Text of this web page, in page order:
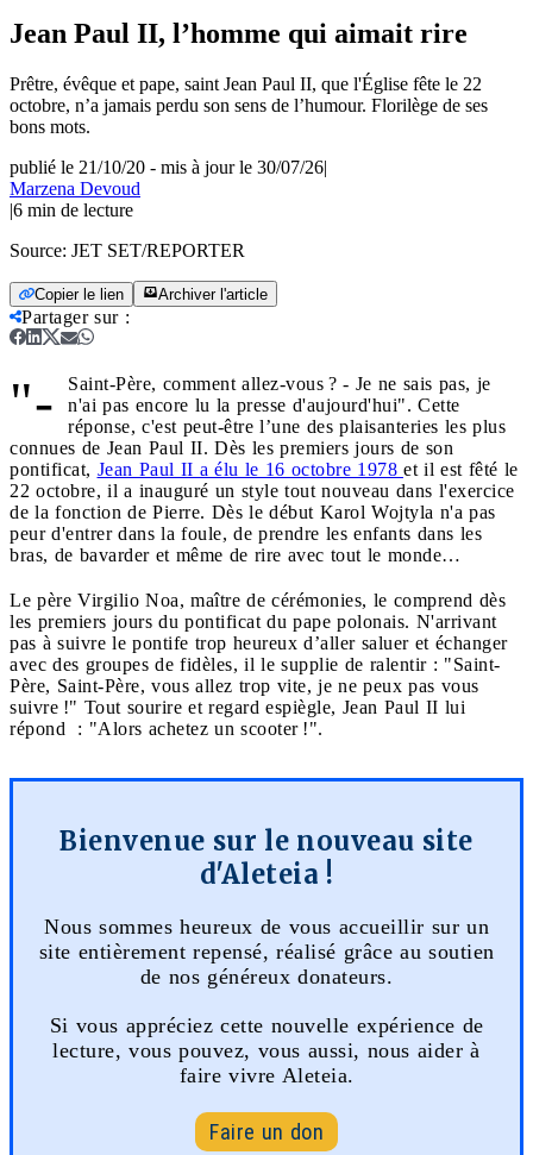
Jean Paul II, l’homme qui aimait rire
Prêtre, évêque et pape, saint Jean Paul II, que l'Église fête le 22
octobre, n’a jamais perdu son sens de l’humour. Florilège de ses
bons mots.
publié le 21/10/20 - mis à jour le 30/07/26|
Marzena Devoud
|6 min de lecture
Source: JET SET/REPORTER
Copier le lien Archiver l'article
Partager sur:
"- Saint-Père, comment allez-vous ? - Je ne sais pas, je
n'ai pas encore lu la presse d'aujourd'hui". Cette
réponse, c'est peut-être l’une des plaisanteries les plus
connues de Jean Paul II. Dès les premiers jours de son
pontificat, Jean Paul II a élu le 16 octobre 1978 et il est fêté le
22 octobre, il a inauguré un style tout nouveau dans l'exercice
de la fonction de Pierre. Dès le début Karol Wojtyla n'a pas
peur d'entrer dans la foule, de prendre les enfants dans les
bras, de bavarder et même de rire avec tout le monde…
Le père Virgilio Noa, maître de cérémonies, le comprend dès
les premiers jours du pontificat du pape polonais. N'arrivant
pas à suivre le pontife trop heureux d’aller saluer et échanger
avec des groupes de fidèles, il le supplie de ralentir : "Saint-
Père, Saint-Père, vous allez trop vite, je ne peux pas vous
suivre !" Tout sourire et regard espiègle, Jean Paul II lui
répond : "Alors achetez un scooter !".
Bienvenue sur le nouveau site
d'Aleteia !
Nous sommes heureux de vous accueillir sur un
site entièrement repensé, réalisé grâce au soutien
de nos généreux donateurs.
Si vous appréciez cette nouvelle expérience de
lecture, vous pouvez, vous aussi, nous aider à
faire vivre Aleteia.
Faire un don